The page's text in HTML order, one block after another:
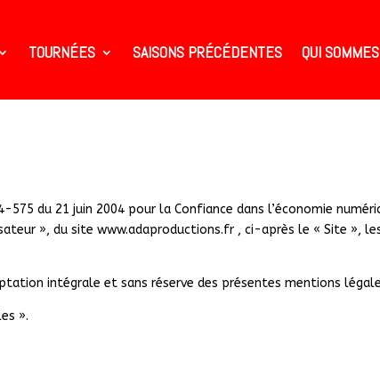
TOURNÉES SAISONS PRÉCÉDENTES QUI
du 21 juin 2004 pour la Confiance dans l’économie
», du site www.adaproductions.fr , ci-après le « Site »,
intégrale et sans réserve des présentes mentions
».